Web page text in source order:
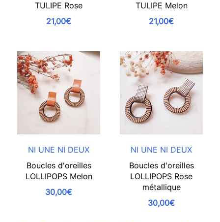
TULIPE Rose
21,00€
TULIPE Melon
21,00€
NI UNE NI DEUX
Boucles d'oreilles
LOLLIPOPS Melon
30,00€
NI UNE NI DEUX
Boucles d'oreilles
LOLLIPOPS Rose
métallique
30,00€